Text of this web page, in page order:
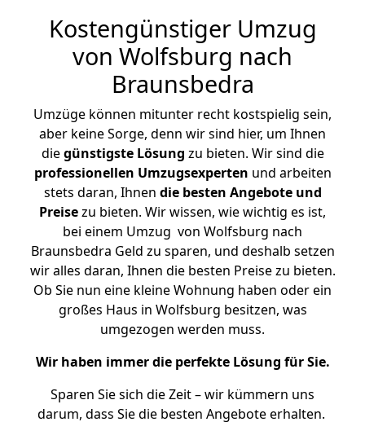
Kostengünstiger Umzug
von Wolfsburg nach
Braunsbedra
Umzüge können mitunter recht kostspielig sein,
aber keine Sorge, denn wir sind hier, um Ihnen
diegünstigste Lösung zu bieten. Wir sind die
professionellen Umzugsexperten und arbeiten
stets daran, Ihnen die besten Angebote und
Preisezu bieten. Wir wissen, wie wichtig es ist,
bei einem Umzug von Wolfsburg nach
Braunsbedra Geld zu sparen, und deshalb setzen
wir alles daran, Ihnen die besten Preise zu bieten.
Ob Sie nun eine kleine Wohnung haben oder ein
großes Haus in Wolfsburg besitzen, was
umgezogen werden muss.
Wir haben immer die perfekte Lösung für Sie.
Sparen Sie sich die Zeit – wir kümmern uns
darum, dass Sie die besten Angebote erhalten.